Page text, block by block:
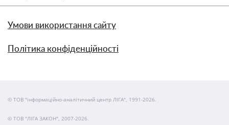
Умови використання сайту
Політика конфіденційності
© ТОВ "інформаційно-аналітичний центр ЛІГА", 1991-2026.
© ТОВ "ЛІГА ЗАКОН", 2007-2026.